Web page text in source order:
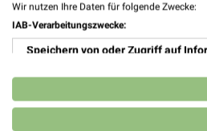
93092 Barbing
Heute
Mix Markt,
Wir nutzen Ihre Daten für folgende Zwecke:
IAB-Verarbeitungszwecke:
Speichern von oder Zugriff auf
Verwendung reduzierter Daten zur
Erstellung von Profilen für